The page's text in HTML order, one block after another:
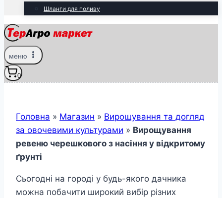
Шланги для поливу
меню
0
Головна » Магазин » Вирощування та догляд
за овочевими культурами » Вирощування
ревеню черешкового з насіння у відкритому
ґрунті
Сьогодні на городі у будь-якого дачника
можна побачити широкий вибір різних